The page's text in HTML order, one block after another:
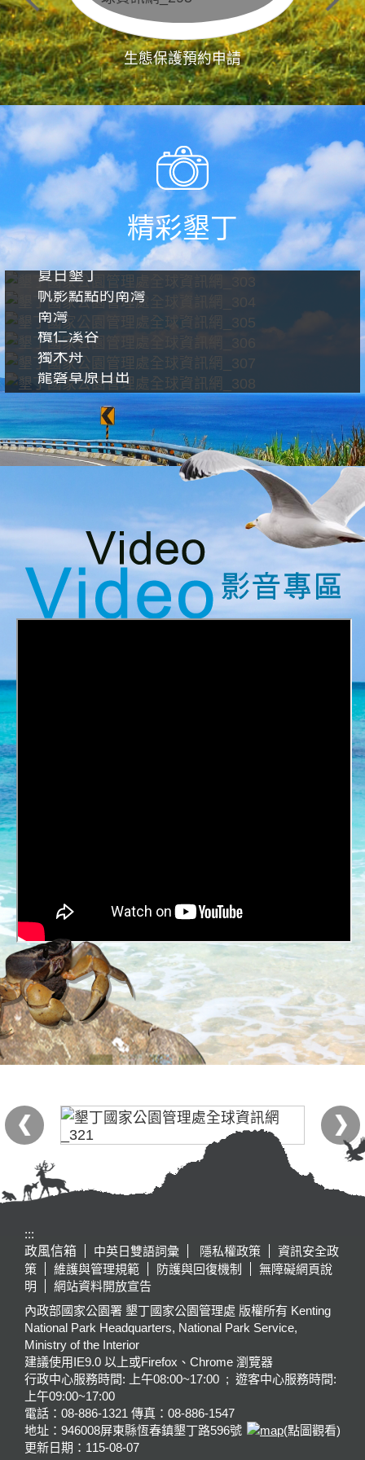
生態保護預約申請
精彩墾丁
夏日墾丁
帆影點點的南灣
南灣
欖仁溪谷
獨木舟
龍磐草原日出
:::
政風信箱
中英日雙語詞彙 隱私權政策
資訊安全政
策
維護與管理規範 防護與回復機制
無障礙網頁說
明
網站資料開放宣告
內政部國家公園署 墾丁國家公園管理處 版權所有 Kenting
National Park Headquarters, National Park Service,
Ministry of the Interior
建議使用IE9.0 以上或Firefox、Chrome 瀏覽器
行政中心服務時間: 上午08:00~17:00 ; 遊客中心服務時間:
上午09:00~17:00
電話：08-886-1321 傳真：08-886-1547
地址：946008屏東縣恆春鎮墾丁路596號
(點圖觀看)
更新日期： 115-08-07